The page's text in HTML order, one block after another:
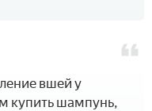
вшей у
купить шампунь,